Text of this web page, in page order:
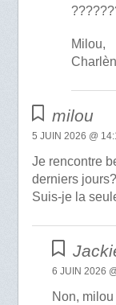
Milou,
milou
5 JUIN 2026 @
Je rencontre
derniers jours?
Suis-je la
6 JUIN 2026
Non,